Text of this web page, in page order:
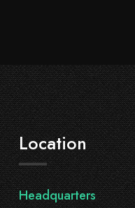
Location
Headquarters